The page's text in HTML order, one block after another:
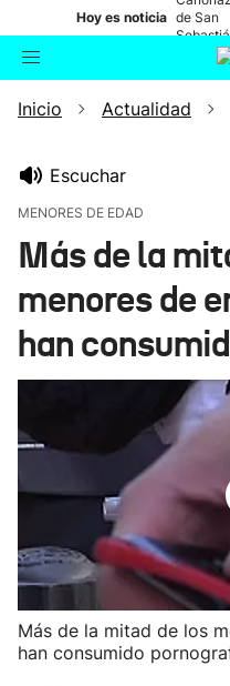
Hoy es noticia de San
Buscador
Inicio Actualidad
Escuchar
MENORES DE EDAD
Más de la
menores de
han
Más de la mitad de los
han consumido